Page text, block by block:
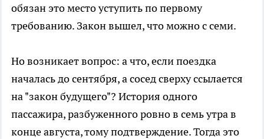
обязан это место уступить по первому
требованию. Закон вышел, что можно с семи.
Но возникает вопрос: а что, если поездка
началась до сентября, а сосед сверху ссылается
на "закон будущего"? История одного
пассажира, разбуженного ровно в семь утра в
конце августа, тому подтверждение. Тогда это